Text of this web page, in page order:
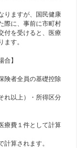
りますが、国民健康
際に、事前に市町村
付を受けると、医療
す。
】
険者全員の基礎控除
れ以上）・所得区分
療費１件として計算
計算されます。